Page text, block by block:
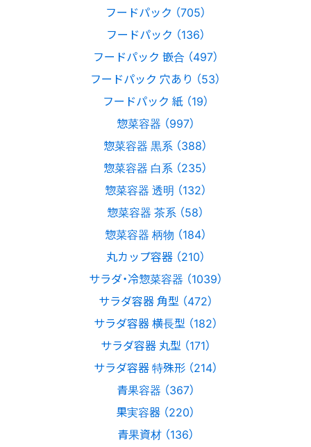
フードパック （705）
フードパック （136）
フードパック 嵌合 （497）
フードパック 穴あり （53）
フードパック 紙 （19）
惣菜容器 （997）
惣菜容器 黒系 （388）
惣菜容器 白系 （235）
惣菜容器 透明 （132）
惣菜容器 茶系 （58）
惣菜容器 柄物 （184）
丸カップ容器 （210）
サラダ・冷惣菜容器 （1039）
サラダ容器 角型 （472）
サラダ容器 横長型 （182）
サラダ容器 丸型 （171）
サラダ容器 特殊形 （214）
青果容器 （367）
果実容器 （220）
青果資材 （136）